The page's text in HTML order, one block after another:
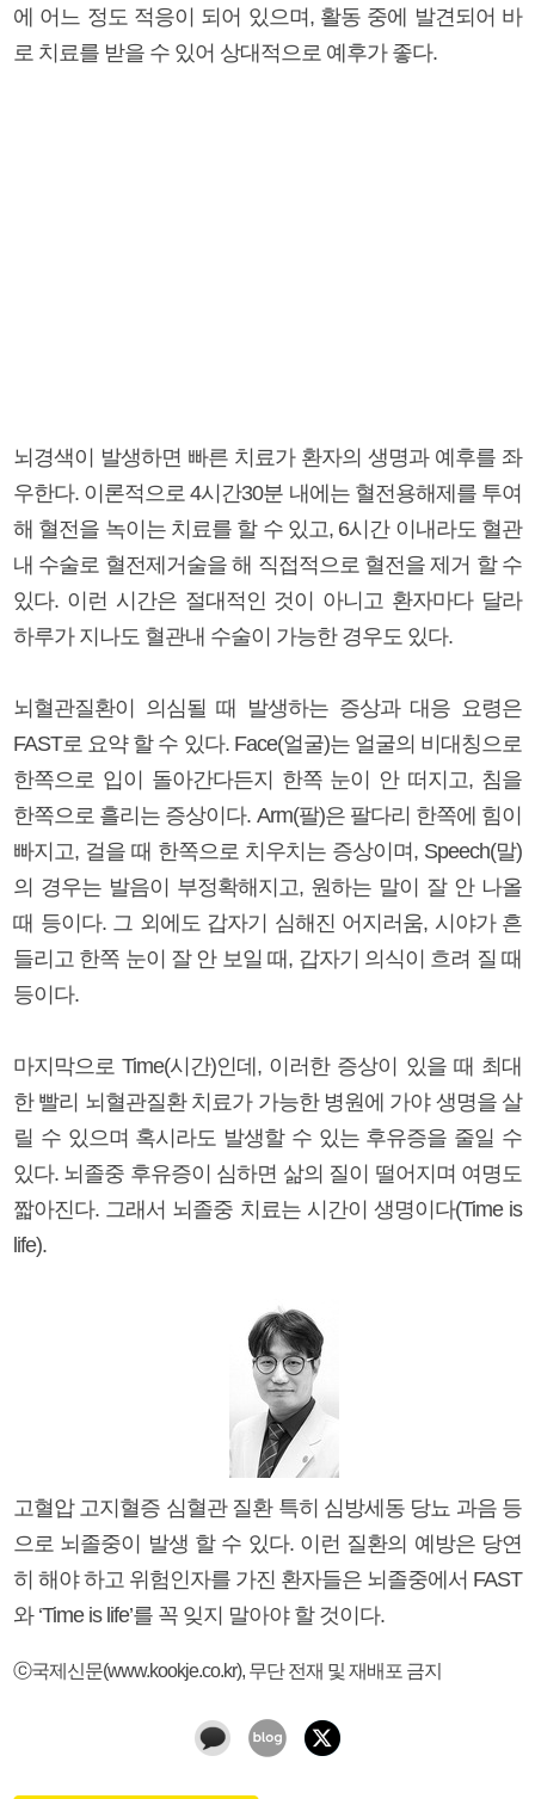
에 어느 정도 적응이 되어 있으며, 활동 중에 발견되어 바
로 치료를 받을 수 있어 상대적으로 예후가 좋다.
뇌경색이 발생하면 빠른 치료가 환자의 생명과 예후를 좌
우한다. 이론적으로 4시간30분 내에는 혈전용해제를 투여
해 혈전을 녹이는 치료를 할 수 있고, 6시간 이내라도 혈관
내 수술로 혈전제거술을 해 직접적으로 혈전을 제거 할 수
있다. 이런 시간은 절대적인 것이 아니고 환자마다 달라
하루가 지나도 혈관내 수술이 가능한 경우도 있다.
뇌혈관질환이 의심될 때 발생하는 증상과 대응 요령은
FAST로 요약 할 수 있다. Face(얼굴)는 얼굴의 비대칭으로
한쪽으로 입이 돌아간다든지 한쪽 눈이 안 떠지고, 침을
한쪽으로 흘리는 증상이다. Arm(팔)은 팔다리 한쪽에 힘이
빠지고, 걸을 때 한쪽으로 치우치는 증상이며, Speech(말)
의 경우는 발음이 부정확해지고, 원하는 말이 잘 안 나올
때 등이다. 그 외에도 갑자기 심해진 어지러움, 시야가 흔
들리고 한쪽 눈이 잘 안 보일 때, 갑자기 의식이 흐려 질 때
등이다.
마지막으로 Time(시간)인데, 이러한 증상이 있을 때 최대
한 빨리 뇌혈관질환 치료가 가능한 병원에 가야 생명을 살
릴 수 있으며 혹시라도 발생할 수 있는 후유증을 줄일 수
있다. 뇌졸중 후유증이 심하면 삶의 질이 떨어지며 여명도
짧아진다. 그래서 뇌졸중 치료는 시간이 생명이다(Time is
life).
고혈압 고지혈증 심혈관 질환 특히 심방세동 당뇨 과음 등
으로 뇌졸중이 발생 할 수 있다. 이런 질환의 예방은 당연
히 해야 하고 위험인자를 가진 환자들은 뇌졸중에서 FAST
와 ‘Time is life’를 꼭 잊지 말아야 할 것이다.
ⓒ국제신문(www.kookje.co.kr), 무단 전재 및 재배포 금지